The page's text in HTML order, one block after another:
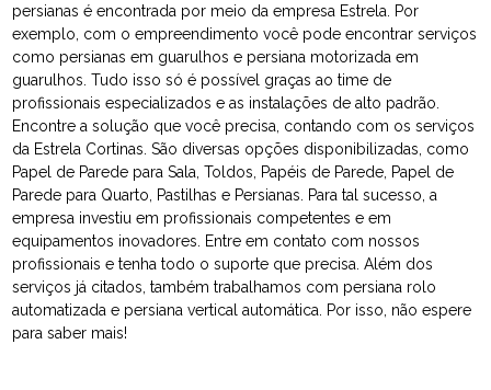
persianas é encontrada por meio da empresa Estrela. Por
exemplo, com o empreendimento você pode encontrar serviços
como persianas em guarulhos e persiana motorizada em
guarulhos. Tudo isso só é possível graças ao time de
profissionais especializados e as instalações de alto padrão.
Encontre a solução que você precisa, contando com os serviços
da Estrela Cortinas. São diversas opções disponibilizadas, como
Papel de Parede para Sala, Toldos, Papéis de Parede, Papel de
Parede para Quarto, Pastilhas e Persianas. Para tal sucesso, a
empresa investiu em profissionais competentes e em
equipamentos inovadores. Entre em contato com nossos
profissionais e tenha todo o suporte que precisa. Além dos
serviços já citados, também trabalhamos com persiana rolo
automatizada e persiana vertical automática. Por isso, não espere
para saber mais!